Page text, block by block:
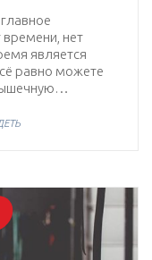
нет
является
равно можете